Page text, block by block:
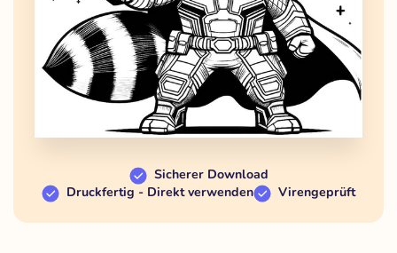
Sicherer Download
Druckfertig - Direkt verwenden
Virengeprüft